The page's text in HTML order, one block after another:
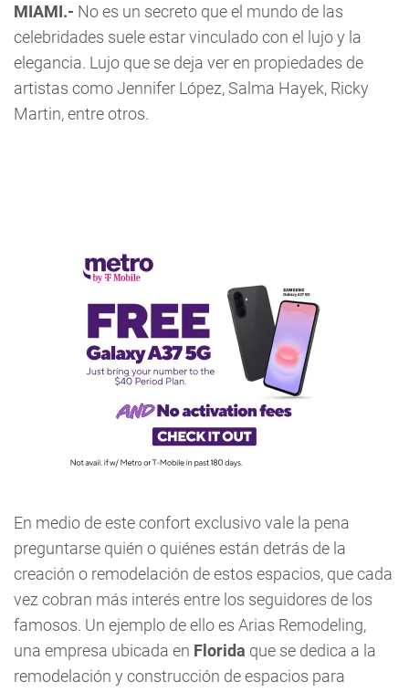
MIAMI.- No es un secreto que el mundo de las
celebridades suele estar vinculado con el lujo y la
elegancia. Lujo que se deja ver en propiedades de
artistas como Jennifer López, Salma Hayek, Ricky
Martin, entre otros.
En medio de este confort exclusivo vale la pena
preguntarse quién o quiénes están detrás de la
creación o remodelación de estos espacios, que cada
vez cobran más interés entre los seguidores de los
famosos. Un ejemplo de ello es Arias Remodeling,
una empresa ubicada en Florida que se dedica a la
remodelación y construcción de espacios para